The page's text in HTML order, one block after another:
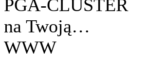
PGA-CLUSTER
na Twoją…
WWW